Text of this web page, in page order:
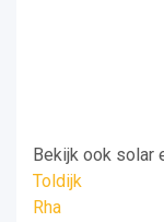
Bekijk ook solar
Toldijk
Rha